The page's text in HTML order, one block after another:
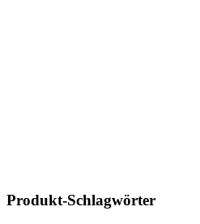
Produkt-Schlagwörter